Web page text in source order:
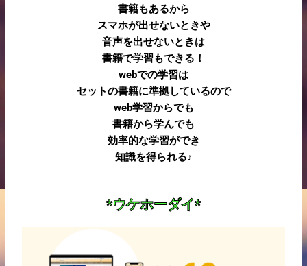
書籍もあるから
スマホが出せないときや
音声を出せないときは
書籍で学習もできる！
webでの学習は
セットの書籍に準拠しているので
web学習からでも
書籍から学んでも
効率的な学習ができ
知識を得られる♪
*ウケホーダイ*